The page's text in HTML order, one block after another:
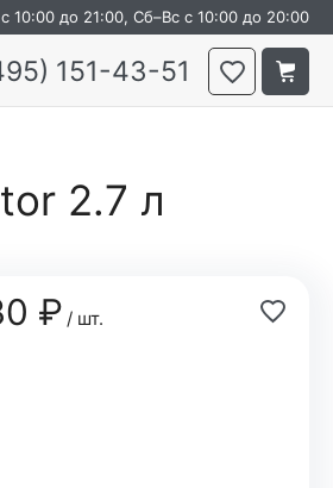
10:00 до 21:00, Сб–Вс с 10:00 до 20:00
151-43-51
2.7 л
₽/ шт.